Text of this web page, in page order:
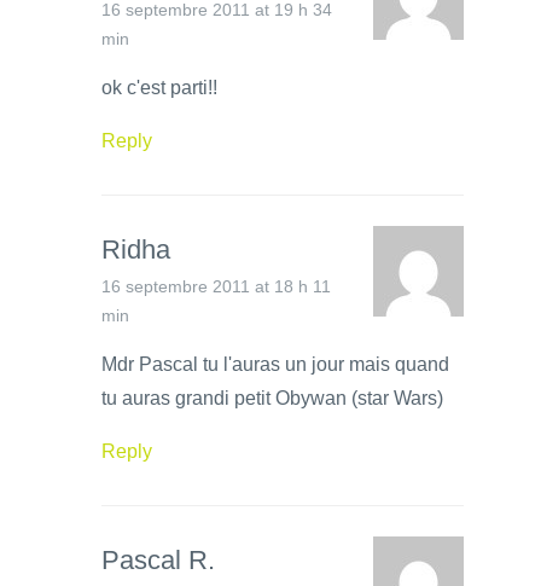
16 septembre 2011 at 19 h 34
min
ok c'est parti!!
Reply
Ridha
16 septembre 2011 at 18 h 11
min
Mdr Pascal tu l'auras un jour mais quand
tu auras grandi petit Obywan (star Wars)
Reply
Pascal R.